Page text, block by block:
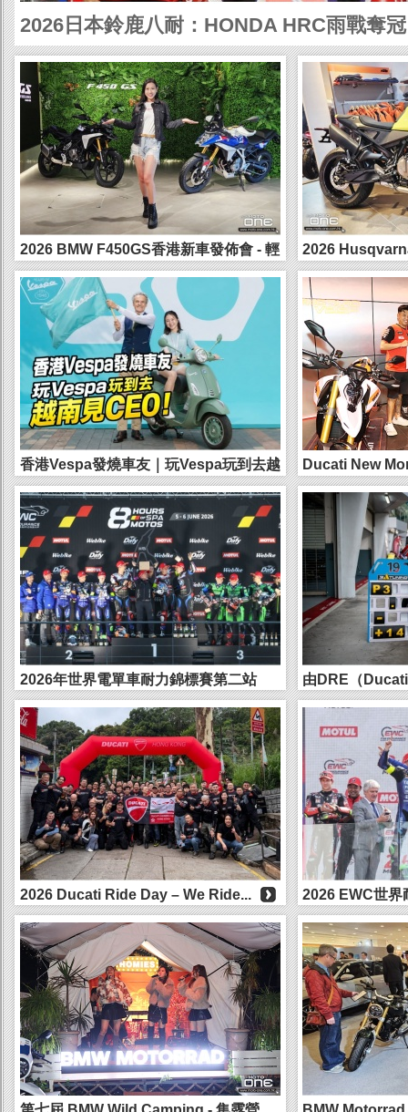
2026日本鈴鹿八耐：HONDA HRC雨戰奪冠
BRIDG...
2026 BMW F450GS香港新車發佈會 - 輕
量級GS...
2026
香港Vespa發燒車友｜玩Vespa玩到去越
南見CEO｜同4...
Ducati New
2026年世界電單車耐力錦標賽第二站
SPA 8耐：BMW從L...
由DRE（
Experience）...
2026 Ducati Ride Day – We Ride...
2026 EWC世界